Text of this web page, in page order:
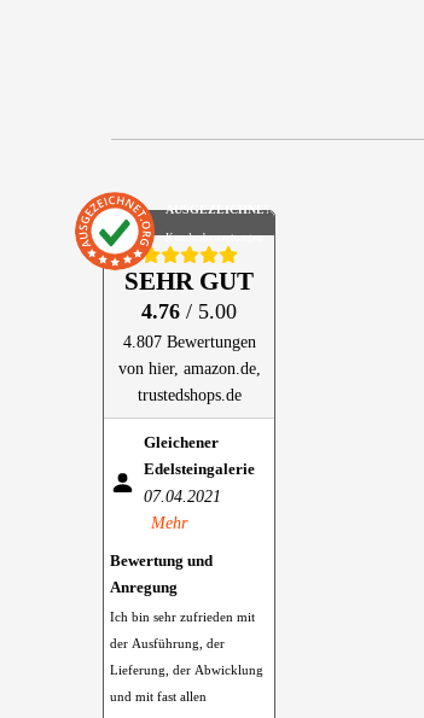
AUSGEZEICHNET.org
Kundenbewertungen
SEHR GUT
4.76 / 5.00
4.807 Bewertungen
von hier, amazon.de,
trustedshops.de
Gleichener
Edelsteingalerie
07.04.2021
Mehr
Bewertung und
Anregung
Ich bin sehr zufrieden mit
der Ausführung, der
Lieferung, der Abwicklung
und mit fast allen